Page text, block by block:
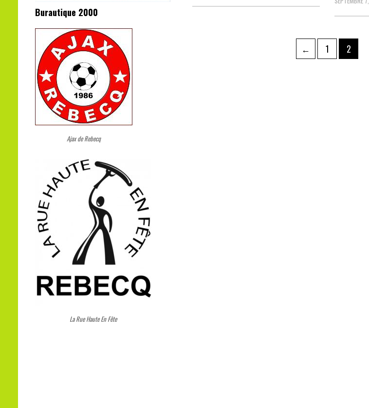
← Page
1 Page
2
Burautique 2000
Ajax de Rebecq
La Rue Haute En Fête